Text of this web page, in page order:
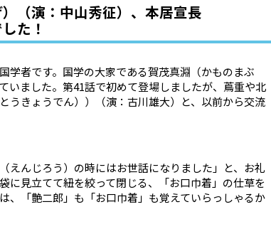
（演：中山秀征）、本居宣長
た！
学者です。国学の大家である賀茂真淵（かものまぶ
いました。第41話で初めて登場しましたが、蔦重や北
うきょうでん））（演：古川雄大）と、以前から交流
えんじろう）の時にはお世話になりました」と、お礼
に見立てて紐を絞って閉じる、「お口巾着」の仕草を
、「艶二郎」も「お口巾着」も覚えていらっしゃるか